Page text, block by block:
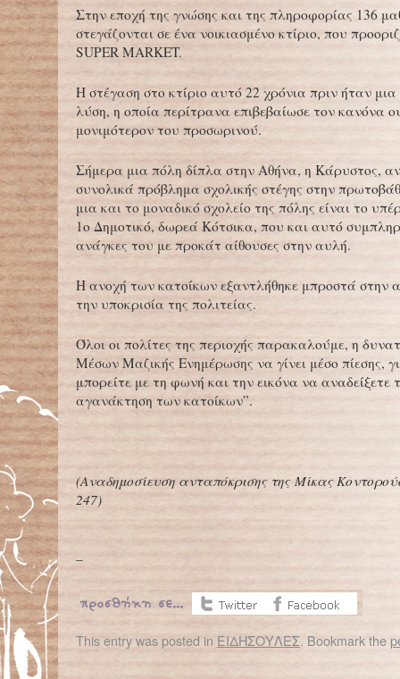
Στην εποχή της γνώσης και της πληροφορίας 136
στεγάζονται σε ένα νοικιασμένο κτίριο, που
SUPER MARKET.
Η στέγαση στο κτίριο αυτό 22 χρόνια πριν ήταν
λύση, η οποία περίτρανα επιβεβαίωσε τον κανόνα
μονιμότερον του προσωρινού.
Σήμερα μια πόλη δίπλα στην Αθήνα, η Κάρυστος,
συνολικά πρόβλημα σχολικής στέγης στην
μια και το μοναδικό σχολείο της πόλης είναι το
1ο Δημοτικό, δωρεά Κότσικα, που και αυτό
ανάγκες του με προκάτ αίθουσες στην αυλή.
Η ανοχή των κατοίκων εξαντλήθηκε μπροστά στην
την υποκρισία της πολιτείας.
Όλοι οι πολίτες της περιοχής παρακαλούμε, η
Μέσων Μαζικής Ενημέρωσης να γίνει μέσο πίεσης,
μπορείτε με τη φωνή και την εικόνα να αναδείξετε
αγανάκτηση των κατοίκων”.
(Αναδημοσίευση ανταπόκρισης της Μίκας
247)
–
This entry was posted in ΕΙΔΗΣΟΥΛΕΣ. Bookmark the
Η γλώσσα των αριθμών σε παγκόσμια κλίμακα